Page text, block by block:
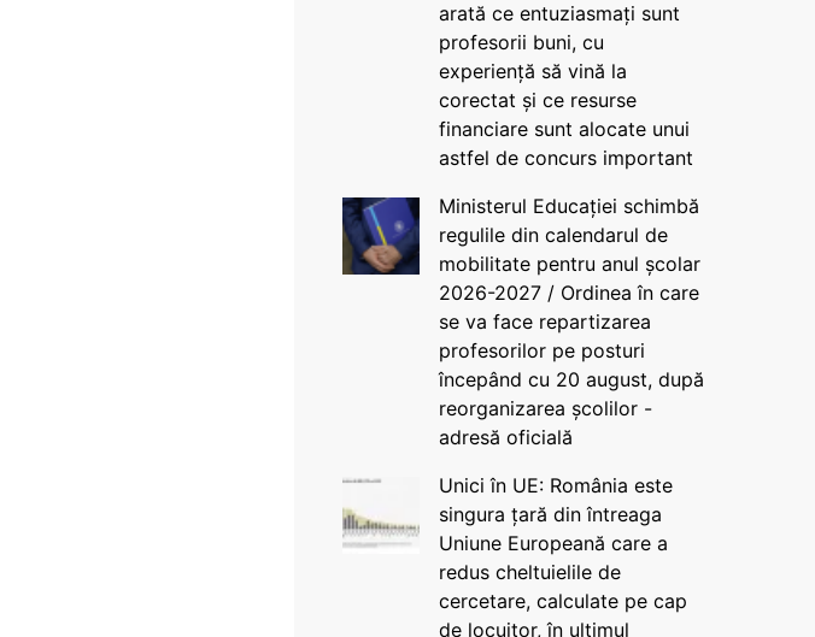
arată ce entuziasmați sunt
profesorii buni, cu
experiență să vină la
corectat și ce resurse
financiare sunt alocate unui
astfel de concurs important
Ministerul Educației schimbă
regulile din calendarul de
mobilitate pentru anul școlar
2026-2027 / Ordinea în care
se va face repartizarea
profesorilor pe posturi
începând cu 20 august, după
reorganizarea școlilor -
adresă oficială
Unici în UE: România este
singura țară din întreaga
Uniune Europeană care a
redus cheltuielile de
cercetare, calculate pe cap
de locuitor, în ultimul